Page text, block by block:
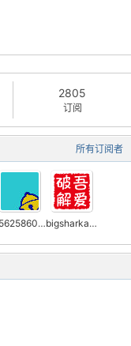
2805
订阅
所有订阅者
15625860130 bigsharkabc